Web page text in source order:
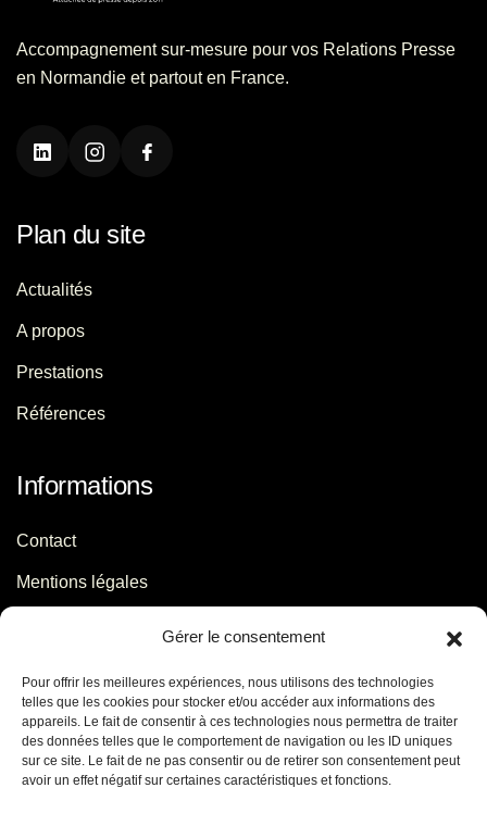
Gérer le consentement
Pour offrir les meilleures expériences, nous utilisons des technologies
telles que les cookies pour stocker et/ou accéder aux informations des
appareils. Le fait de consentir à ces technologies nous permettra de traiter
des données telles que le comportement de navigation ou les ID uniques
sur ce site. Le fait de ne pas consentir ou de retirer son consentement peut
avoir un effet négatif sur certaines caractéristiques et fonctions.
Accompagnement sur-mesure pour vos Relations Presse
en Normandie et partout en France.
Plan du site
Actualités
A propos
Prestations
Références
Informations
Contact
Mentions légales
Contact
06 29 56 64 44
contact[@]jb-conseils.fr